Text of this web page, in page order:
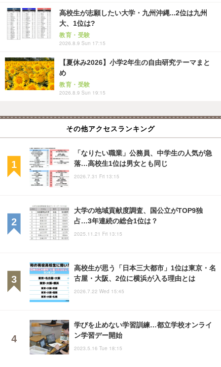
高校生が志願したい大学・九州沖縄...2位は九州
大、1位は?
教育・受験
2026.8.9 Sun 17:15
【夏休み2026】小学2年生の自由研究テーマまと
め
教育・受験
2026.8.9 Sun 19:15
その他アクセスランキング
「なりたい職業」公務員、中学生の人気が急
落…高校生1位は男女とも同じ
2026.7.31 Fri 13:15
大学の地域貢献度調査、国公立がTOP9独
占…3年連続の総合1位は？
2025.11.21 Fri 13:15
高校生が思う「日本三大都市」1位は東京・名
古屋・大阪、2位に横浜が入る理由とは
2026.7.22 Wed 15:45
学びを止めない学習訓練…都立学校オンライ
ン学習デー開始
2023.5.16 Tue 18:15